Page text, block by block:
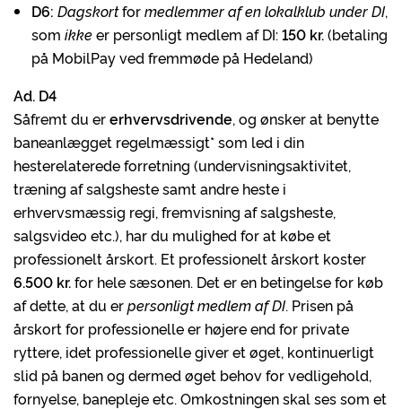
D6: Dagskortformedlemmer af en lokalklub under DI,
som ikkeer personligt medlem af DI:150 kr.(betaling
på MobilPay ved fremmøde på Hedeland)
Ad. D4
Såfremt du ererhvervsdrivende, og ønsker at benytte
baneanlægget regelmæssigt* som led i din
hesterelaterede forretning (undervisningsaktivitet,
træning af salgsheste samt andre heste i
erhvervsmæssig regi, fremvisning af salgsheste,
salgsvideo etc.), har du mulighed for at købe et
professionelt årskort. Et professionelt årskort koster
6.500 kr.for hele sæsonen. Det er en betingelse for køb
af dette, at du erpersonligt medlem af DI. Prisen på
årskort for professionelle er højere end for private
ryttere, idet professionelle giver et øget, kontinuerligt
slid på banen og dermed øget behov for vedligehold,
fornyelse, banepleje etc. Omkostningen skal ses som et